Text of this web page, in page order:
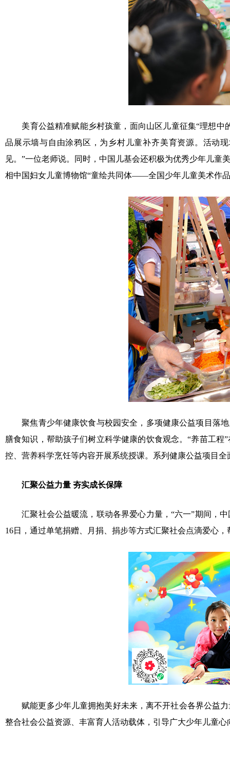
美育公益精准赋能乡村孩童，面向山区儿童征集“理想中
品展示墙与自由涂鸦区，为乡村儿童补齐美育资源。活动
见。”一位老师说。同时，中国儿基会还积极为优秀少年儿童
相中国妇女儿童博物馆“童绘共同体——全国少年儿童美术作
聚焦青少年健康饮食与校园安全，多项健康公益项目落地
膳食知识，帮助孩子们树立科学健康的饮食观念。“养苗工
控、营养科学烹饪等内容开展系统授课。系列健康公益项目
汇聚公益力量 夯实成长保障
汇聚社会公益暖流，联动各界爱心力量，“六一”期间，中
16日，通过单笔捐赠、月捐、捐步等方式汇聚社会点滴爱心
赋能更多少年儿童拥抱美好未来，离不开社会各界公益力
整合社会公益资源、丰富育人活动载体，引导广大少年儿童